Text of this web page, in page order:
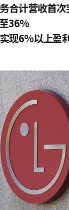
合计营收首
36%
现6%以上盈